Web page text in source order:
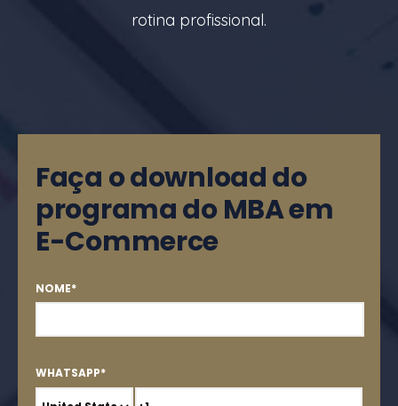
rotina profissional.
Faça o download do
programa do MBA em
E-Commerce
NOME*
WHATSAPP*